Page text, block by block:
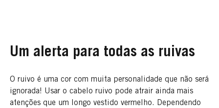
Um alerta para todas as ruivas
O ruivo é uma cor com muita personalidade que não será
ignorada! Usar o cabelo ruivo pode atrair ainda mais
atenções que um longo vestido vermelho. Dependendo